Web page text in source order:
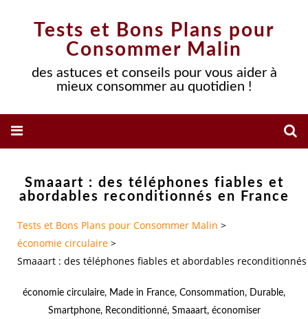
Tests et Bons Plans pour
Consommer Malin
des astuces et conseils pour vous aider à
mieux consommer au quotidien !
Smaaart : des téléphones fiables et
abordables reconditionnés en France
Tests et Bons Plans pour Consommer Malin >
économie circulaire >
Smaaart : des téléphones fiables et abordables
économie circulaire, Made in France, Consommation, Durable,
Smartphone, Reconditionné, Smaaart, économiser